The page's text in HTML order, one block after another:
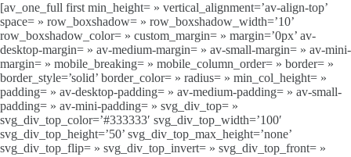
[av_one_full first min_height= » vertical_alignment=’av-align-top’
space= » row_boxshadow= » row_boxshadow_width=’10’
row_boxshadow_color= » custom_margin= » margin=’0px’ av-
desktop-margin= » av-medium-margin= » av-small-margin= » av-mini-
margin= » mobile_breaking= » mobile_column_order= » border= »
border_style=’solid’ border_color= » radius= » min_col_height= »
padding= » av-desktop-padding= » av-medium-padding= » av-small-
padding= » av-mini-padding= » svg_div_top= »
svg_div_top_color=’#333333′ svg_div_top_width=’100′
svg_div_top_height=’50’ svg_div_top_max_height=’none’
svg_div_top_flip= » svg_div_top_invert= » svg_div_top_front= »